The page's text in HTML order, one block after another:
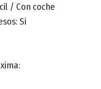
/ Con coche
Si